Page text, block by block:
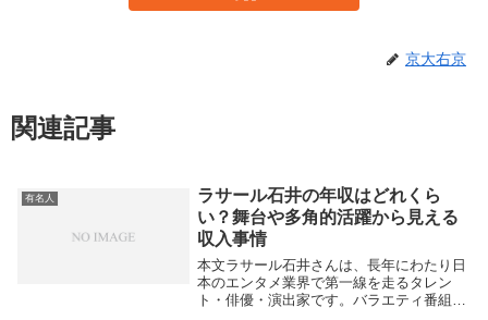
京大右京
関連記事
有名人
ラサール石井の年収はどれくら
い？舞台や多角的活躍から見える
収入事情
本文ラサール石井さんは、長年にわたり日
本のエンタメ業界で第一線を走るタレン
ト・俳優・演出家です。バラエティ番組や